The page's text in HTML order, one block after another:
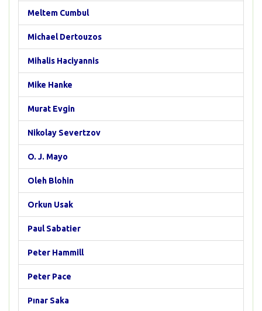
Meltem Cumbul
Michael Dertouzos
Mihalis Haciyannis
Mike Hanke
Murat Evgin
Nikolay Severtzov
O. J. Mayo
Oleh Blohin
Orkun Usak
Paul Sabatier
Peter Hammill
Peter Pace
Pınar Saka